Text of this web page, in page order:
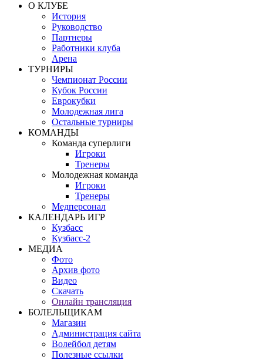
О КЛУБЕ
История
Руководство
Партнеры
Работники клуба
Арена
ТУРНИРЫ
Чемпионат России
Кубок России
Еврокубки
Молодежная лига
Остальные турниры
КОМАНДЫ
Команда суперлиги
Игроки
Тренеры
Молодежная команда
Игроки
Тренеры
Медперсонал
КАЛЕНДАРЬ ИГР
Кузбасс
Кузбасс-2
МЕДИА
Фото
Архив фото
Видео
Скачать
Онлайн трансляция
БОЛЕЛЬЩИКАМ
Магазин
Администрация сайта
Волейбол детям
Полезные ссылки